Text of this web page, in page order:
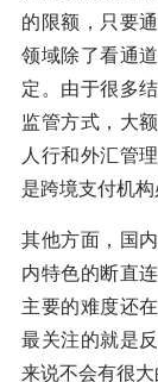
的限额，只要
领域除了看通
定。由于很多
监管方式，大
人行和外汇管
是跨境支付机构
其他方面，国
内特色的断直
主要的难度还
最关注的就是
来说不会有很大